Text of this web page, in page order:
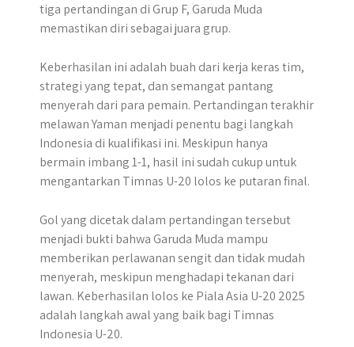
tiga pertandingan di Grup F, Garuda Muda
memastikan diri sebagai juara grup.
Keberhasilan ini adalah buah dari kerja keras tim,
strategi yang tepat, dan semangat pantang
menyerah dari para pemain. Pertandingan terakhir
melawan Yaman menjadi penentu bagi langkah
Indonesia di kualifikasi ini. Meskipun hanya
bermain imbang 1-1, hasil ini sudah cukup untuk
mengantarkan Timnas U-20 lolos ke putaran final.
Gol yang dicetak dalam pertandingan tersebut
menjadi bukti bahwa Garuda Muda mampu
memberikan perlawanan sengit dan tidak mudah
menyerah, meskipun menghadapi tekanan dari
lawan. Keberhasilan lolos ke Piala Asia U-20 2025
adalah langkah awal yang baik bagi Timnas
Indonesia U-20.